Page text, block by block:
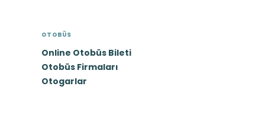
OTOBÜS
Online Otobüs Bileti
Otobüs Firmaları
Otogarlar